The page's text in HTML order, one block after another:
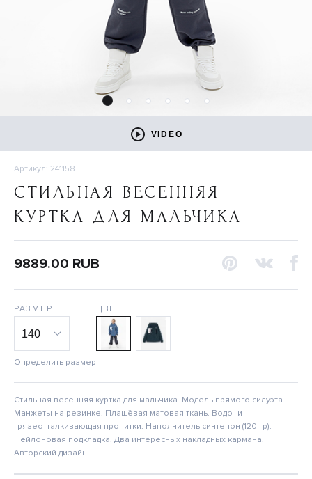
VIDEO
Артикул: 241158
СТИЛЬНАЯ ВЕСЕННЯЯ
КУРТКА ДЛЯ МАЛЬЧИКА
9889.00 RUB
РАЗМЕР
Определить размер
ЦВЕТ
Стильная весенняя куртка для мальчика. Модель прямого силуэта.
Манжеты на резинке. Плащёвая матовая ткань. Водо- и
грязеотталкивающая пропитки. Наполнитель синтепон (120 гр).
Нейлоновая подкладка. Два интересных накладных кармана.
Авторский дизайн.